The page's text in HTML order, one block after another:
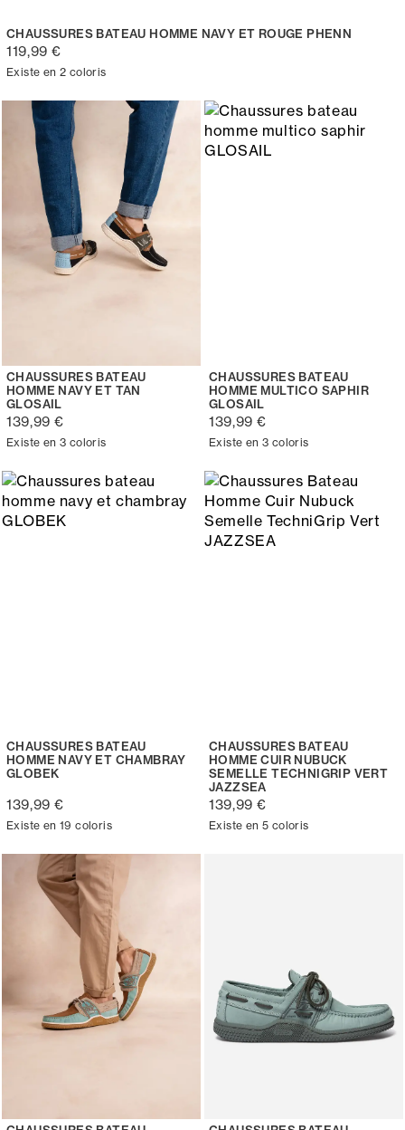
CHAUSSURES BATEAU HOMME NAVY ET ROUGE PHENN
119,99 €
Existe en 2 coloris
CHAUSSURES BATEAU
HOMME NAVY ET TAN
GLOSAIL
139,99 €
Existe en 3 coloris
CHAUSSURES BATEAU
HOMME MULTICO SAPHIR
GLOSAIL
139,99 €
Existe en 3 coloris
CHAUSSURES BATEAU
HOMME NAVY ET CHAMBRAY
GLOBEK
139,99 €
Existe en 19 coloris
CHAUSSURES BATEAU
HOMME CUIR NUBUCK
SEMELLE TECHNIGRIP VERT
JAZZSEA
139,99 €
Existe en 5 coloris